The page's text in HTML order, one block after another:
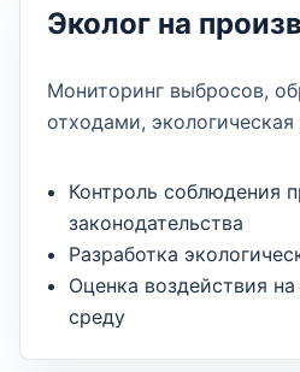
Эколог на
Мониторинг выбросов,
отходами, экологическая
Контроль соблюдения
законодательства
Разработка
Оценка воздействия
среду